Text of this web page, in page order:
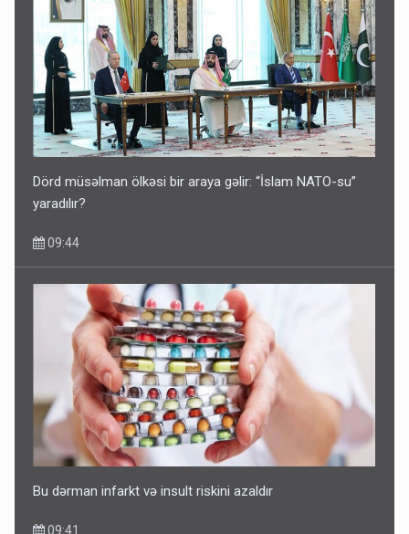
Dörd müsəlman ölkəsi bir araya gəlir: “İslam NATO-su”
yaradılır?
09:44
Bu dərman infarkt və insult riskini azaldır
09:41